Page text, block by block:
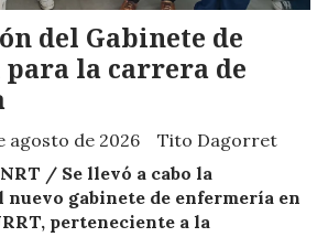
del Gabinete de
la carrera de
Tito Dagorret
agosto de 2026
/ Se llevó a cabo la
gabinete de enfermería en
perteneciente a la